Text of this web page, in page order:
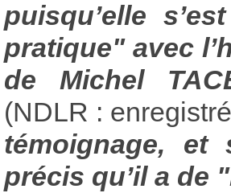
puisqu’elle
pratique" avec
de Michel
(NDLR :
témoignage,
précis qu’il a de